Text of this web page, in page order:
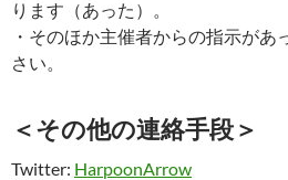
ります（あった）。
・そのほか主催者からの指示が
さい。
＜その他の連絡手段＞
Twitter: HarpoonArrow